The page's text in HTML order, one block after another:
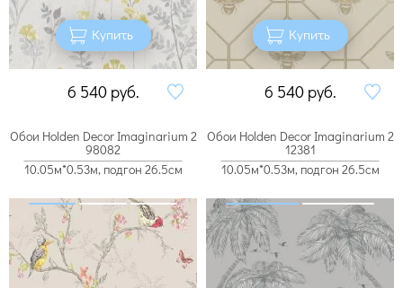
Купить
6 540 руб.
Купить
6 540 руб.
Обои Holden Decor Imaginarium 2
98082
10.05м*0.53м, подгон 26.5см
Обои Holden Decor Imaginarium 2
12381
10.05м*0.53м, подгон 26.5см